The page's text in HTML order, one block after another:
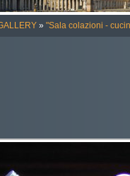
» "Sala colazioni -